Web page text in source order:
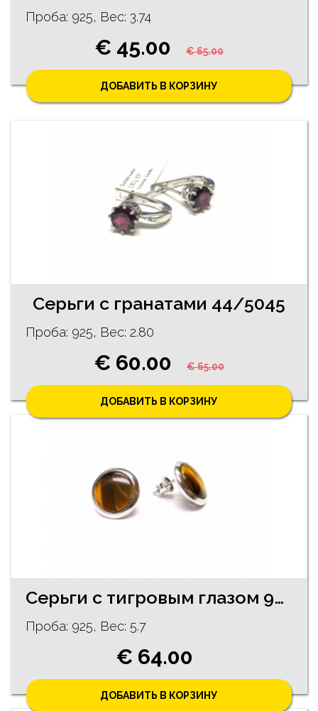
Проба: 925, Bес: 3.74
€ 45.00 € 65.00
ДОБАВИТЬ В КОРЗИНУ
Серьги с гранатами 44/5045
Проба: 925, Bес: 2.80
€ 60.00 € 65.00
ДОБАВИТЬ В КОРЗИНУ
Серьги с тигровым глазом 9/5055
Проба: 925, Bес: 5.7
€ 64.00
ДОБАВИТЬ В КОРЗИНУ